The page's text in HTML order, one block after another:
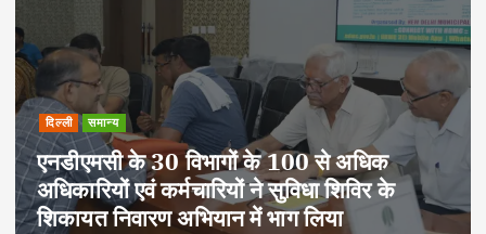
दिल्ली राष्ट्रीय समान्य
आजादी के 79 वर्ष पूर्ण होने पर एनसीसी ने निकाली
साइक्लोथॉन-2026, फिटनेस और पर्यावरण संरक्षण
का दिया संदेश